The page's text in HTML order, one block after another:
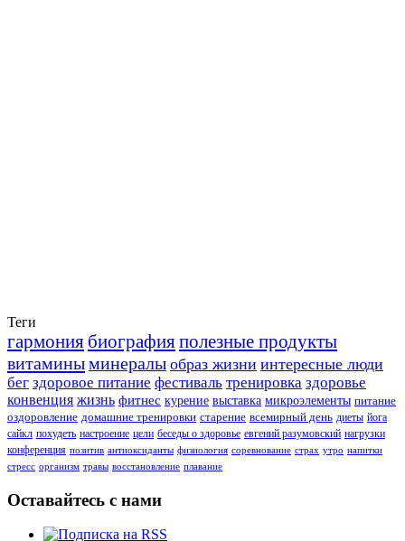
Теги
гармония биографияполезные продукты
витаминыминералы образ жизни интересные люди
бег здоровое питание фестиваль тренировка здоровье
конвенция жизнь фитнес курение выставка микроэлементы питание
оздоровление домашние тренировки старение всемирный день диеты йога
сайкл похудеть настроение цели беседы о здоровье евгений разумовский нагрузки
конференция позитив антиоксиданты физиология соревнование страх утро напитки
стресс организм травы восстановление плавание
Оставайтесь с нами